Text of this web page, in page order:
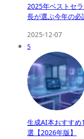
2025年ベストセ
長が選ぶ今年の必
2025-12-07
5
生成AI本おすす
選【2026年版】